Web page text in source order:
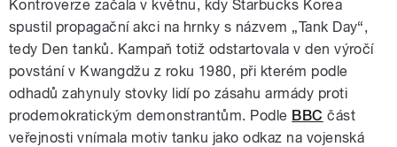
Kontroverze začala v květnu, kdy Starbucks Korea
spustil propagační akci na hrnky s názvem „Tank Day“,
tedy Den tanků. Kampaň totiž odstartovala v den výročí
povstání v Kwangdžu z roku 1980, při kterém podle
odhadů zahynuly stovky lidí po zásahu armády proti
prodemokratickým demonstrantům. Podle BBC část
veřejnosti vnímala motiv tanku jako odkaz na vojenská